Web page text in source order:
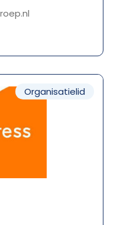
Organisatielid